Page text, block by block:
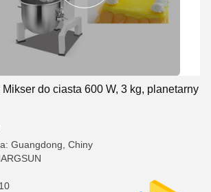
do ciasta 600 W, 3 kg, planetarny
Guangdong, Chiny